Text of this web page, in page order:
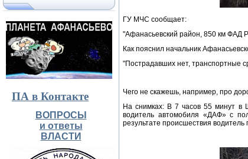
ПА в Контакте
ВОПРОСЫ
и ответы
ВЛАСТИ
ГУ МЧС сообщает:
"Афанасьевский район, 850 км ФАД
Как пояснил начальник
"Пострадавших нет, транспортные
Чего не скажешь, например, про
На снимках: В 7 часов 55 минут
водитель автомобиля «ДАФ» с
результате происшествия